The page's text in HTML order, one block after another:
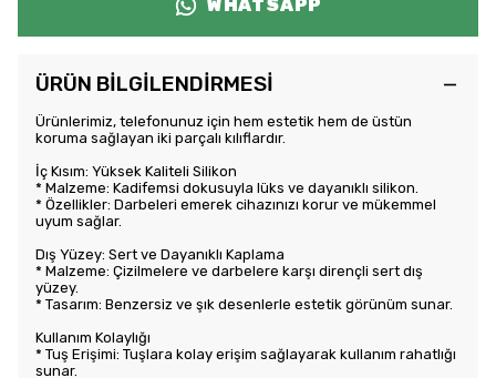
WHATSAPP
ÜRÜN BİLGİLENDİRMESİ
Ürünlerimiz, telefonunuz için hem estetik hem de üstün
koruma sağlayan iki parçalı kılıflardır.
İç Kısım: Yüksek Kaliteli Silikon
* Malzeme: Kadifemsi dokusuyla lüks ve dayanıklı silikon.
* Özellikler: Darbeleri emerek cihazınızı korur ve mükemmel
uyum sağlar.
Dış Yüzey: Sert ve Dayanıklı Kaplama
* Malzeme: Çizilmelere ve darbelere karşı dirençli sert dış
yüzey.
* Tasarım: Benzersiz ve şık desenlerle estetik görünüm sunar.
Kullanım Kolaylığı
* Tuş Erişimi: Tuşlara kolay erişim sağlayarak kullanım rahatlığı
sunar.